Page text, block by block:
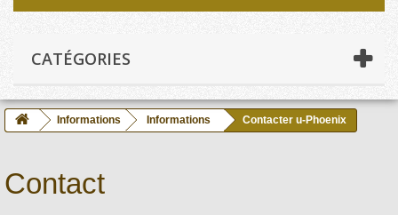
CATÉGORIES
Informations Informations Contacter u-Phoenix
Contact